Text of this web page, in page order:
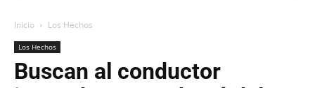
Inicio Los Hechos
Los Hechos
Buscan al conductor